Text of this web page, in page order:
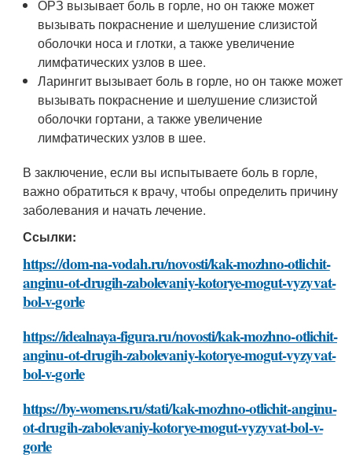
ОРЗ вызывает боль в горле, но он также может
вызывать покраснение и шелушение слизистой
оболочки носа и глотки, а также увеличение
лимфатических узлов в шее.
Ларингит вызывает боль в горле, но он также может
вызывать покраснение и шелушение слизистой
оболочки гортани, а также увеличение
лимфатических узлов в шее.
В заключение, если вы испытываете боль в горле,
важно обратиться к врачу, чтобы определить причину
заболевания и начать лечение.
Ссылки:
https://dom-na-vodah.ru/novosti/kak-mozhno-otlichit-
anginu-ot-drugih-zabolevaniy-kotorye-mogut-vyzyvat-
bol-v-gorle
https://idealnaya-figura.ru/novosti/kak-mozhno-otlichit-
anginu-ot-drugih-zabolevaniy-kotorye-mogut-vyzyvat-
bol-v-gorle
https://by-womens.ru/stati/kak-mozhno-otlichit-anginu-
ot-drugih-zabolevaniy-kotorye-mogut-vyzyvat-bol-v-
gorle